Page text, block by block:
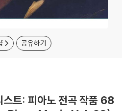
공유하기
트: 피아노 전곡 작품 68